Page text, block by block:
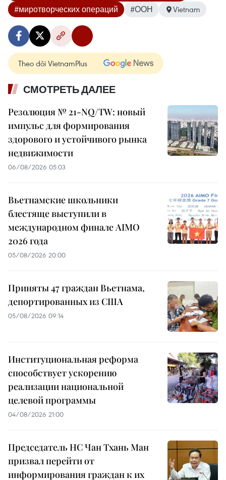
#миротворческих операций
#ООН Vietnam
Theo dõi VietnamPlus
СМОТРЕТЬ ДАЛЕЕ
Резолюция № 21-NQ/TW: новый
импульс для формирования
здорового и устойчивого рынка
недвижимости
06/08/2026 05:03
Вьетнамские школьники
блестяще выступили в
международном финале AIMO
2026 года
05/08/2026 20:00
Приняты 47 граждан Вьетнама,
депортированных из США
05/08/2026 09:14
Институциональная реформа
способствует ускорению
реализации национальной
целевой программы
04/08/2026 21:00
Председатель НС Чан Тхань Ман
призвал перейти от
информирования граждан к их